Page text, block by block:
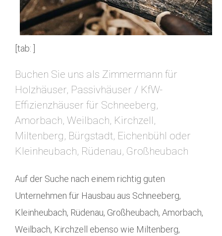
[tab: ]
Buchen Sie uns als Zimmermann für
Holzhäuser, Passivhäuser / KfW-
Effizienzhäuser für Schneeberg,
Amorbach, Weilbach, Kirchzell,
Miltenberg, Bürgstadt, Eichenbühl oder
Kleinheubach, Rüdenau, Großheubach
Auf der Suche nach einem richtig guten
Unternehmen für Hausbau aus Schneeberg,
Kleinheubach, Rüdenau, Großheubach, Amorbach,
Weilbach, Kirchzell ebenso wie Miltenberg,